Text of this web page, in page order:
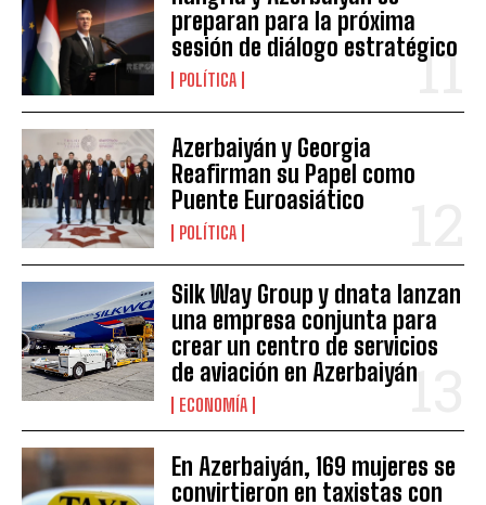
preparan para la próxima
sesión de diálogo estratégico
POLÍTICA
Azerbaiyán y Georgia
Reafirman su Papel como
Puente Euroasiático
POLÍTICA
Silk Way Group y dnata lanzan
una empresa conjunta para
crear un centro de servicios
de aviación en Azerbaiyán
ECONOMÍA
En Azerbaiyán, 169 mujeres se
convirtieron en taxistas con